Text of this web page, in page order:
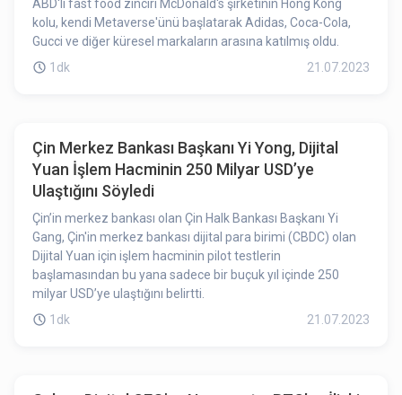
ABD'li fast food zinciri McDonald's şirketinin Hong Kong
kolu, kendi Metaverse'ünü başlatarak Adidas, Coca-Cola,
Gucci ve diğer küresel markaların arasına katılmış oldu.
1dk
21.07.2023
Çin Merkez Bankası Başkanı Yi Yong, Dijital
Yuan İşlem Hacminin 250 Milyar USD’ye
Ulaştığını Söyledi
Çin’in merkez bankası olan Çin Halk Bankası Başkanı Yi
Gang, Çin'in merkez bankası dijital para birimi (CBDC) olan
Dijital Yuan için işlem hacminin pilot testlerin
başlamasından bu yana sadece bir buçuk yıl içinde 250
milyar USD’ye ulaştığını belirtti.
1dk
21.07.2023